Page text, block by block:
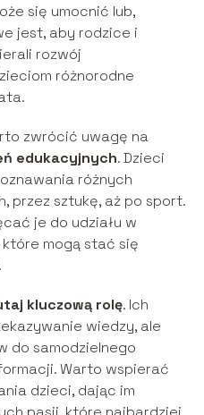
się umocnić lub,
jest, aby rodzice i
rozwój
różnorodne
zwrócić uwagę na
edukacyjnych. Dzieci
różnych
przez sztukę, aż po sport.
je do udziału w
mogą stać się
kluczową rolę. Ich
wiedzy, ale
do samodzielnego
Warto wspierać
dzieci, dając im